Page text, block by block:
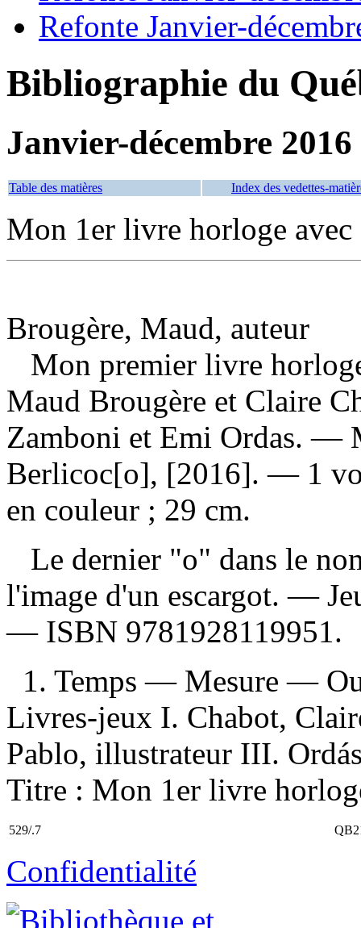
Refonte Janvier-
Bibliographie du
Janvier-décembre 2016
Table des matières Index des vedettes-
Mon 1er livre horloge
Brougère, Maud, auteur
Mon premier livre
Maud Brougère et Claire
Zamboni et Emi Ordas. —
Berlicoc[o], [2016]. — 1
en couleur ; 29 cm.
Le dernier "o" dans le
l'image d'un escargot. —
— ISBN 9781928119951.
1. Temps — Mesure —
Livres-jeux I. Chabot,
Pablo, illustrateur III.
Titre : Mon 1er livre
529/.7
Confidentialité